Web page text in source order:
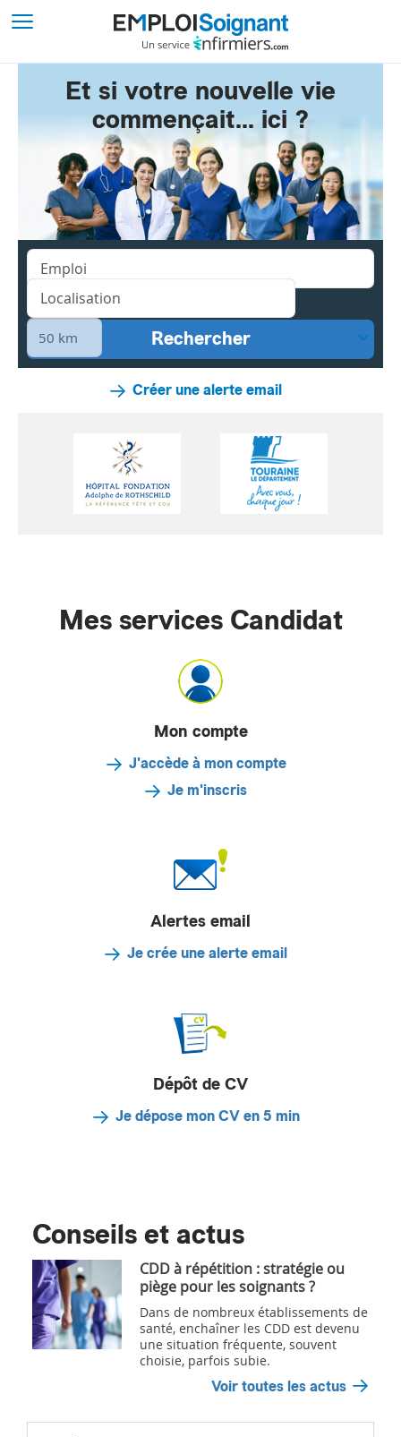
Et si votre nouvelle vie
commençait... ici ?
Créer une alerte email
Mes services Candidat
Mon compte
J'accède à mon compte
Je m'inscris
Alertes email
Je crée une alerte email
Dépôt de CV
Je dépose mon CV en 5 min
Conseils et actus
CDD à répétition : stratégie ou
piège pour les soignants ?
Dans de nombreux établissements de
santé, enchaîner les CDD est devenu
une situation fréquente, souvent
choisie, parfois subie.
Voir toutes les actus